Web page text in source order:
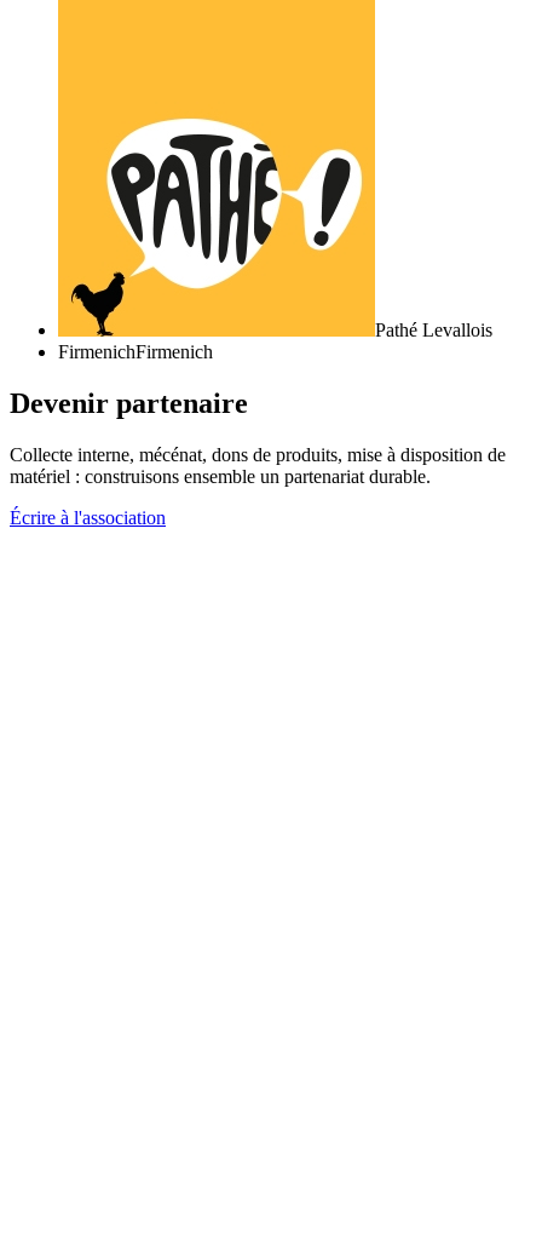
Pathé Levallois
FirmenichFirmenich
Devenir partenaire
Collecte interne, mécénat, dons de produits, mise à disposition de
matériel : construisons ensemble un partenariat durable.
Écrire à l'association